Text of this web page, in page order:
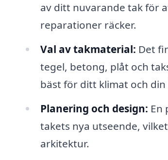
av ditt nuvarande tak för
reparationer räcker.
Val av takmaterial: Det
tegel, betong, plåt och
bäst för ditt klimat och
Planering och design: En
takets nya utseende,
arkitektur.